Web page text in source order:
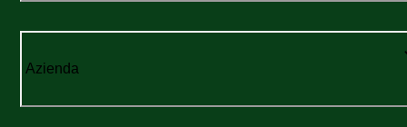
Azienda